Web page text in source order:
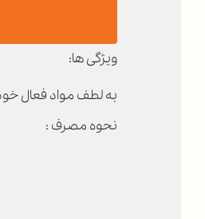
ویژگی ها:
به لطف مواد فعال
نحوه مصرف :